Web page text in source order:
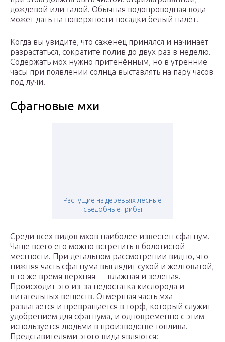
дождевой или талой. Обычная водопроводная вода
может дать на поверхности посадки белый налёт.
Когда вы увидите, что саженец принялся и начинает
разрастаться, сократите полив до двух раз в неделю.
Содержать мох нужно притенённым, но в утренние
часы при появлении солнца выставлять на пару часов
под лучи.
Сфагновые мхи
Растущие на деревьях лесные
съедобные грибы
Среди всех видов мхов наиболее известен сфагнум.
Чаще всего его можно встретить в болотистой
местности. При детальном рассмотрении видно, что
нижняя часть сфагнума выглядит сухой и желтоватой,
в то же время верхняя — влажная и зеленая.
Происходит это из-за недостатка кислорода и
питательных веществ. Отмершая часть мха
разлагается и превращается в торф, который служит
удобрением для сфагнума, и одновременно с этим
используется людьми в производстве топлива.
Представителями этого вида являются: